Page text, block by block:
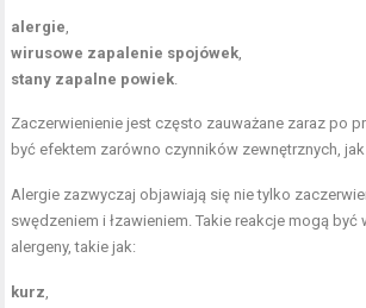
alergie,
wirusowe zapalenie spojówek,
stany zapalne powiek.
Zaczerwienienie jest często zauważane zaraz po
być efektem zarówno czynników zewnętrznych,
Alergie zazwyczaj objawiają się nie tylko
swędzeniem i łzawieniem. Takie reakcje mogą być
alergeny, takie jak:
kurz,